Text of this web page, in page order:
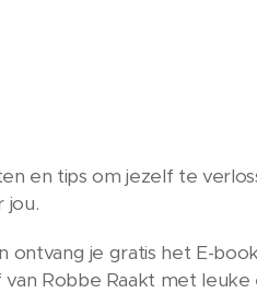
en tips om jezelf te
jou.
ontvang je gratis het E-
Robbe Raakt met